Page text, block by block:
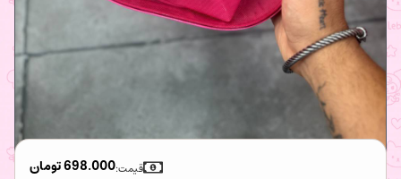
698.000تومان قیمت: